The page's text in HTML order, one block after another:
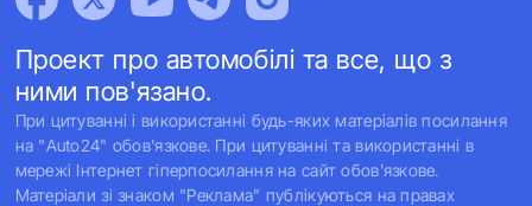
Проект про автомобілі та все, що з
ними пов'язано.
При цитуванні і використанні будь-яких матеріалів посилання
на "Auto24" обов'язкове. При цитуванні та використанні в
мережі Інтернет гіперпосилання на сайт обов'язкове.
Матеріали зі знаком "Реклама" публікуються на правах